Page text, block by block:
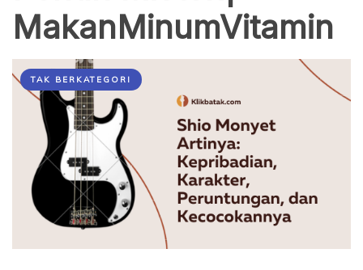
MakanMinumVitamin
TAK BERKATEGORI